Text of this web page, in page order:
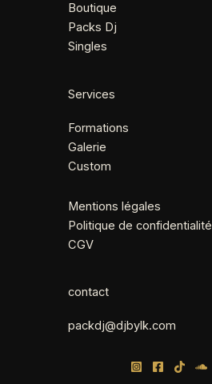
Boutique
Packs Dj
Singles
Services
Formations
Galerie
Custom
Mentions légales
Politique de confidentialité
CGV
contact
packdj@djbylk.com